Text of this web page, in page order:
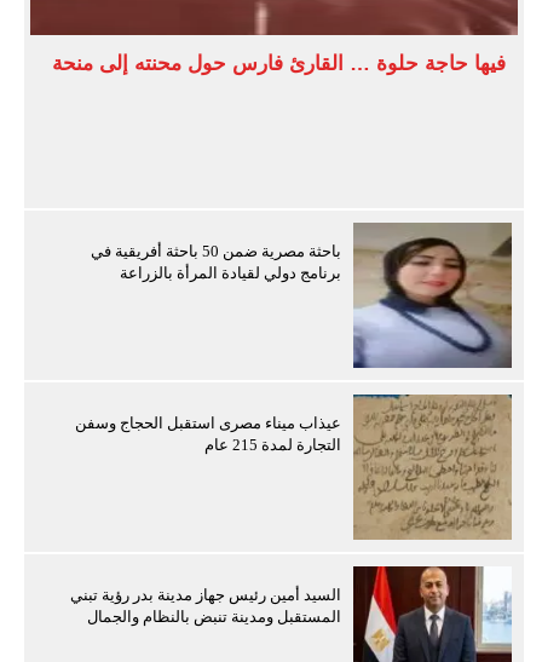
فيها حاجة حلوة … القارئ فارس حول محنته إلى منحة
باحثة مصرية ضمن 50 باحثة أفريقية في
برنامج دولي لقيادة المرأة بالزراعة
عيذاب ميناء مصرى استقبل الحجاج وسفن
التجارة لمدة 215 عام
السيد أمين رئيس جهاز مدينة بدر رؤية تبني
المستقبل ومدينة تنبض بالنظام والجمال